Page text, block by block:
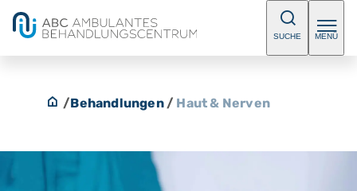
SUCHE MENÜ
/Behandlungen/ Haut & Nerven